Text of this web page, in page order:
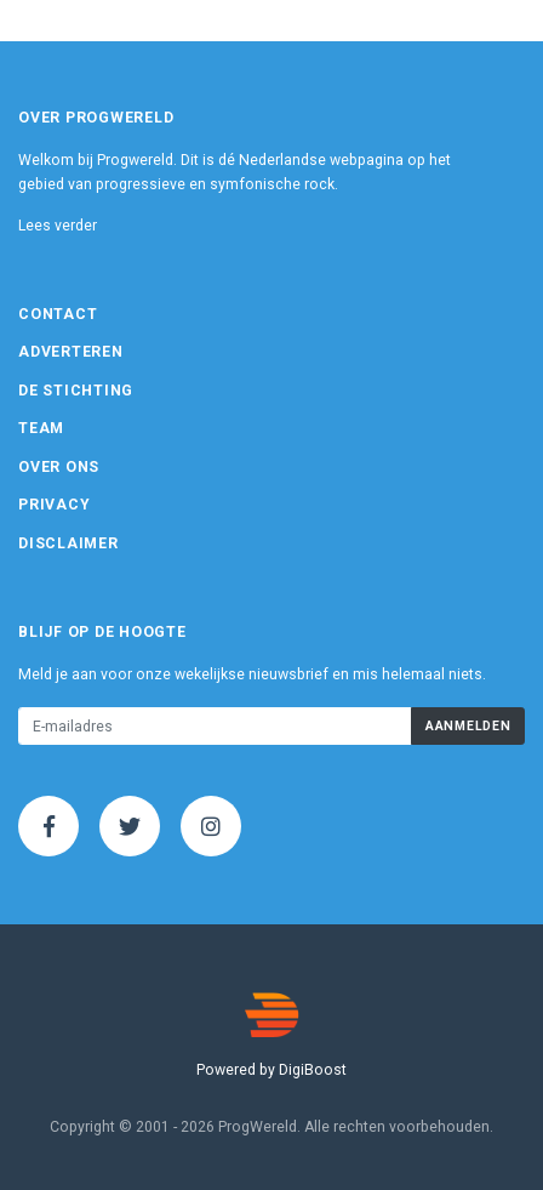
OVER PROGWERELD
Welkom bij Progwereld. Dit is dé Nederlandse webpagina op het
gebied van progressieve en symfonische rock.
Lees verder
CONTACT
ADVERTEREN
DE STICHTING
TEAM
OVER ONS
PRIVACY
DISCLAIMER
BLIJF OP DE HOOGTE
Meld je aan voor onze wekelijkse nieuwsbrief en mis helemaal niets.
AANMELDEN
Powered by DigiBoost
Copyright © 2001 - 2026 ProgWereld. Alle rechten voorbehouden.